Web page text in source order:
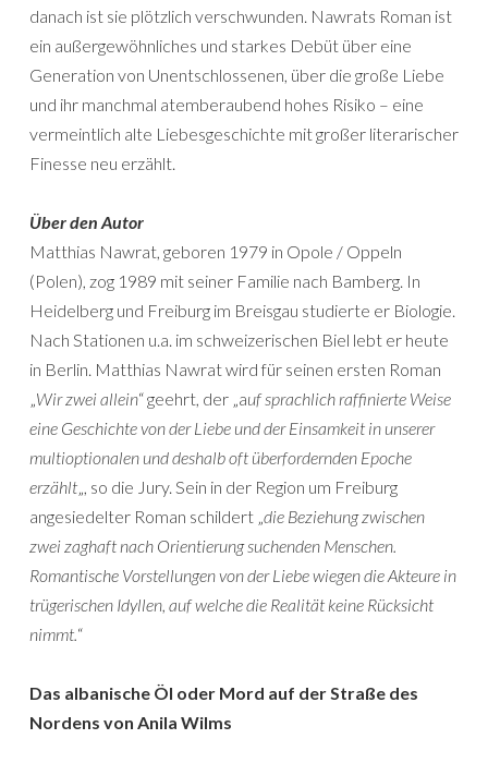
danach ist sie plötzlich verschwunden. Nawrats Roman ist
ein außergewöhnliches und starkes Debüt über eine
Generation von Unentschlossenen, über die große Liebe
und ihr manchmal atemberaubend hohes Risiko – eine
vermeintlich alte Liebesgeschichte mit großer literarischer
Finesse neu erzählt.
Über den Autor
Matthias Nawrat, geboren 1979 in Opole / Oppeln
(Polen), zog 1989 mit seiner Familie nach Bamberg. In
Heidelberg und Freiburg im Breisgau studierte er Biologie.
Nach Stationen u.a. im schweizerischen Biel lebt er heute
in Berlin. Matthias Nawrat wird für seinen ersten Roman
„Wir zwei allein“ geehrt, der „auf sprachlich raffinierte Weise
eine Geschichte von der Liebe und der Einsamkeit in unserer
multioptionalen und deshalb oft überfordernden Epoche
erzählt„, so die Jury. Sein in der Region um Freiburg
angesiedelter Roman schildert „die Beziehung zwischen
zwei zaghaft nach Orientierung suchenden Menschen.
Romantische Vorstellungen von der Liebe wiegen die Akteure in
trügerischen Idyllen, auf welche die Realität keine Rücksicht
nimmt.“
Das albanische Öl oder Mord auf der Straße des
Nordens von Anila Wilms